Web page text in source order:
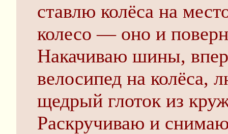
ставлю колёса на
колесо — оно и
Накачиваю шины,
велосипед на колёса,
щедрый глоток из
Раскручиваю и